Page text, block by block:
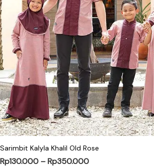
Sarimbit Kalyla Khalil Old Rose
Rp130.000 –Rp350.000